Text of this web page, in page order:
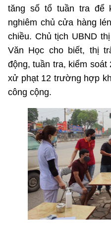
tăng số tổ tuần tra để
nghiêm chủ cửa hàng
chiều. Chủ tịch UBND
Văn Học cho biết, thị
động, tuần tra, kiểm soát
xử phạt 12 trường hợp
công cộng.